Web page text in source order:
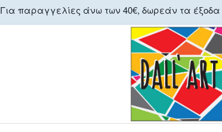
Για παραγγελίες άνω των 40€, δωρεάν τα έξοδα